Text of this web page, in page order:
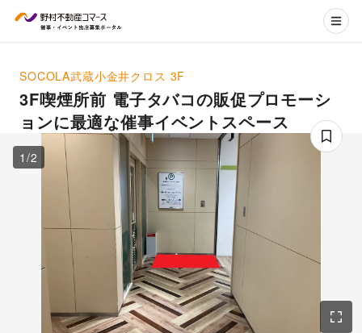
SOCOLA武蔵小金井クロス 3F
3F喫煙所前 電子タバコの販促プロモーシ
ョンに最適な催事イベントスペース
1 /2